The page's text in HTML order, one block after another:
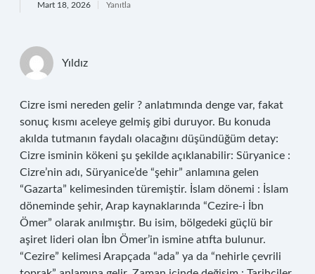
Mart 18, 2026 Yanıtla
Yıldız
Cizre ismi nereden gelir ? anlatımında denge var, fakat
sonuç kısmı aceleye gelmiş gibi duruyor. Bu konuda
akılda tutmanın faydalı olacağını düşündüğüm detay:
Cizre isminin kökeni şu şekilde açıklanabilir: Süryanice :
Cizre’nin adı, Süryanice’de “şehir” anlamına gelen
“Gazarta” kelimesinden türemiştir. İslam dönemi : İslam
döneminde şehir, Arap kaynaklarında “Cezire-i İbn
Ömer” olarak anılmıştır. Bu isim, bölgedeki güçlü bir
aşiret lideri olan İbn Ömer’in ismine atıfta bulunur.
“Cezire” kelimesi Arapçada “ada” ya da “nehirle çevrili